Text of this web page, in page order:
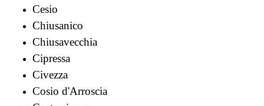
Cesio
Chiusanico
Chiusavecchia
Cipressa
Civezza
Cosio d'Arroscia